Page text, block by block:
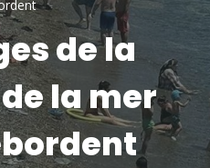
de la
la mer